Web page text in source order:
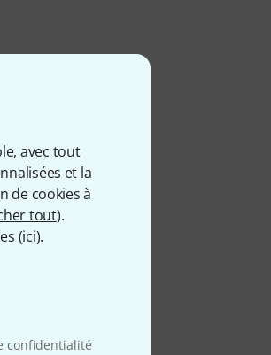
avec tout
et la
de cookies à
tout).
(ici).
confidentialité